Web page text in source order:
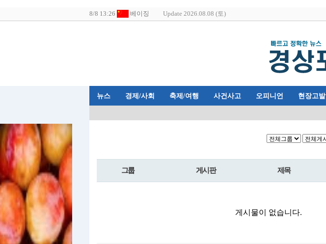
Update 2026.08.08 (토)
뉴스 경제/사회 축제/여행 사건사고 오피니언 현장고발
그룹 게시판 제목
게시물이 없습니다.